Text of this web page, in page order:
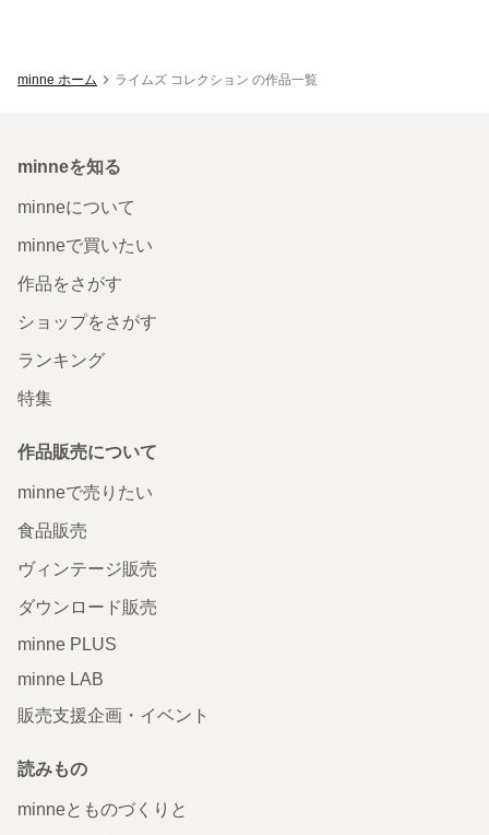
minne ホーム ライムズ コレクション の作品一覧
minneを知る
minneについて
minneで買いたい
作品をさがす
ショップをさがす
ランキング
特集
作品販売について
minneで売りたい
食品販売
ヴィンテージ販売
ダウンロード販売
minne PLUS
minne LAB
販売支援企画・イベント
読みもの
minneとものづくりと